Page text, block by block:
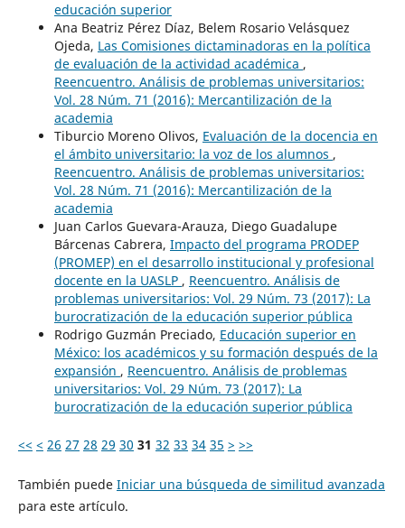
educación superior
Ana Beatriz Pérez Díaz, Belem Rosario Velásquez
Ojeda, Las Comisiones dictaminadoras en la política
de evaluación de la actividad académica ,
Reencuentro. Análisis de problemas universitarios:
Vol. 28 Núm. 71 (2016): Mercantilización de la
academia
Tiburcio Moreno Olivos, Evaluación de la docencia en
el ámbito universitario: la voz de los alumnos ,
Reencuentro. Análisis de problemas universitarios:
Vol. 28 Núm. 71 (2016): Mercantilización de la
academia
Juan Carlos Guevara-Arauza, Diego Guadalupe
Bárcenas Cabrera, Impacto del programa PRODEP
(PROMEP) en el desarrollo institucional y profesional
docente en la UASLP , Reencuentro. Análisis de
problemas universitarios: Vol. 29 Núm. 73 (2017): La
burocratización de la educación superior pública
Rodrigo Guzmán Preciado, Educación superior en
México: los académicos y su formación después de la
expansión , Reencuentro. Análisis de problemas
universitarios: Vol. 29 Núm. 73 (2017): La
burocratización de la educación superior pública
<< < 26 27 28 29 30 31 32 33 34 35 > >>
También puede Iniciar una búsqueda de similitud avanzada
para este artículo.